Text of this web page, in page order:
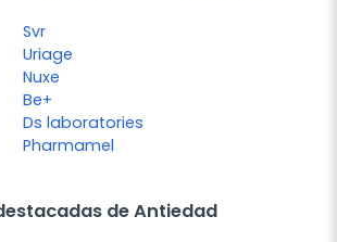
Svr
Uriage
Nuxe
Be+
Ds laboratories
Pharmamel
de Antiedad